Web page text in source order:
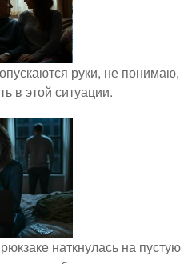
руки, не понимаю,
в этой ситуации.
наткнулась на пустую